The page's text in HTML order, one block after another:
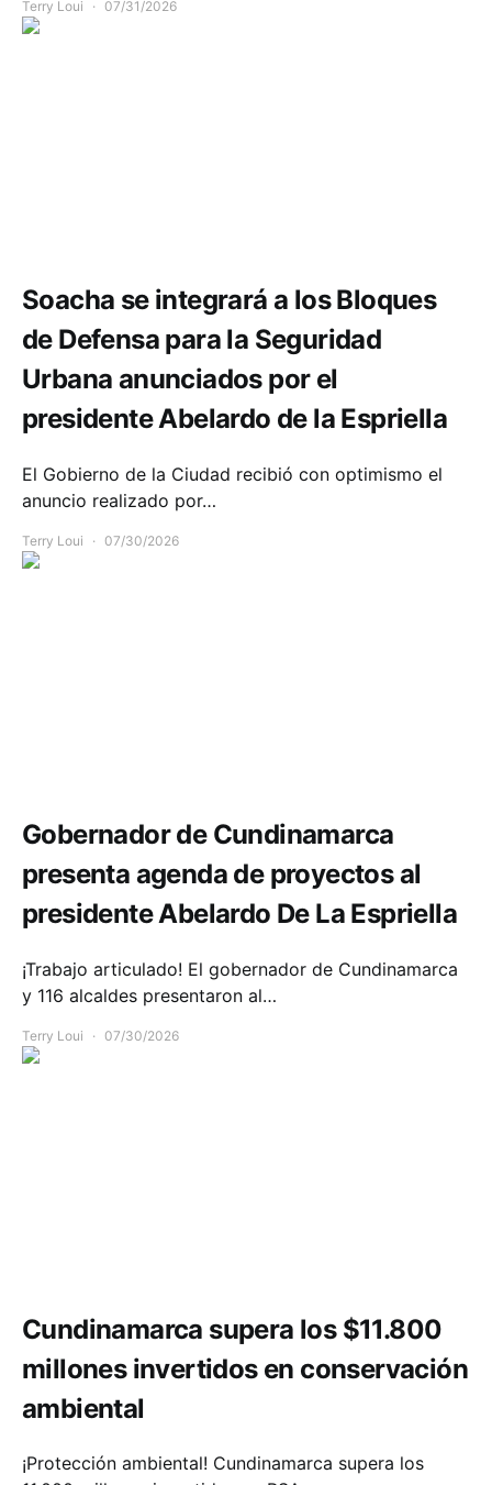
Terry Loui 07/31/2026
Soacha se integrará a los Bloques
de Defensa para la Seguridad
Urbana anunciados por el
presidente Abelardo de la Espriella
El Gobierno de la Ciudad recibió con optimismo el
anuncio realizado por…
Terry Loui 07/30/2026
Gobernador de Cundinamarca
presenta agenda de proyectos al
presidente Abelardo De La Espriella
¡Trabajo articulado! El gobernador de Cundinamarca
y 116 alcaldes presentaron al…
Terry Loui 07/30/2026
Cundinamarca supera los $11.800
millones invertidos en conservación
ambiental
¡Protección ambiental! Cundinamarca supera los